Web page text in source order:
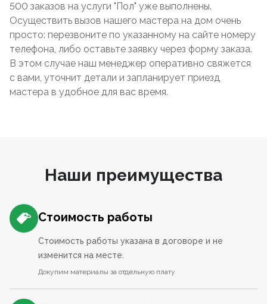
500 заказов на услуги "Пол" уже выполнены.
Осуществить вызов нашего мастера на дом очень
просто: перезвоните по указанному на сайте номеру
телефона, либо оставьте заявку через форму заказа.
В этом случае наш менеджер оперативно свяжется
с вами, уточнит детали и запланирует приезд
мастера в удобное для вас время.
Наши преимущества
Стоимость работы
Стоимость работы указана в договоре и не
изменится на месте.
Докупим материалы за отдельную плату